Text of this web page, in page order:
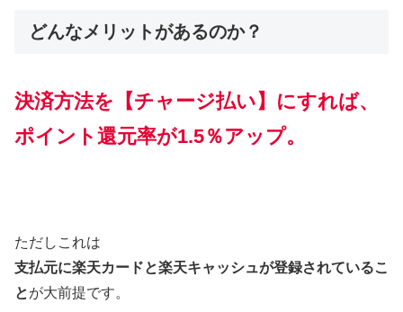
どんなメリットがあるのか？
決済方法を 【チャージ払い】にすれば、
ポイント還元率が1.5％アップ。
ただしこれは
支払元に楽天カードと楽天キャッシュが登録されているこ
とが大前提です。